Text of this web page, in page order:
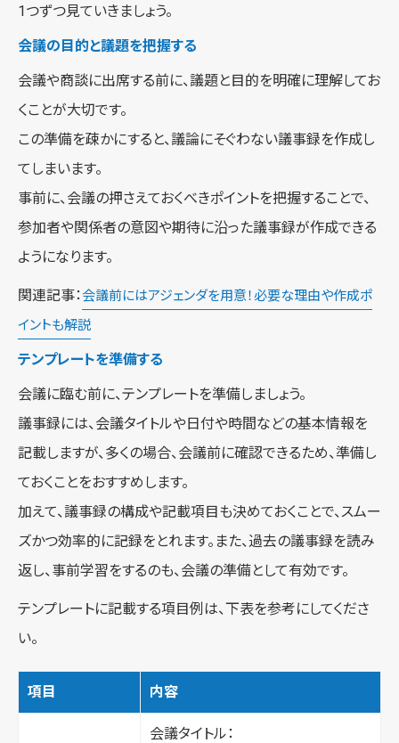
1つずつ見ていきましょう。
会議の目的と議題を把握する
会議や商談に出席する前に、議題と目的を明確に理解してお
くことが大切です。
この準備を疎かにすると、議論にそぐわない議事録を作成し
てしまいます。
事前に、会議の押さえておくべきポイントを把握することで、
参加者や関係者の意図や期待に沿った議事録が作成できる
ようになります。
関連記事： 会議前にはアジェンダを用意！必要な理由や作成ポ
イントも解説
テンプレートを準備する
会議に臨む前に、テンプレートを準備しましょう。
議事録には、会議タイトルや日付や時間などの基本情報を
記載しますが、多くの場合、会議前に確認できるため、準備し
ておくことをおすすめします。
加えて、議事録の構成や記載項目も決めておくことで、スムー
ズかつ効率的に記録をとれます。また、過去の議事録を読み
返し、事前学習をするのも、会議の準備として有効です。
テンプレートに記載する項目例は、下表を参考にしてくださ
い。
項目 内容
会議タイトル：